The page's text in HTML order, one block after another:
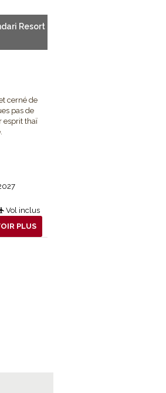
décors,
Resort
cerné de
pas de
esprit thaï
Vol inclus
PLUS